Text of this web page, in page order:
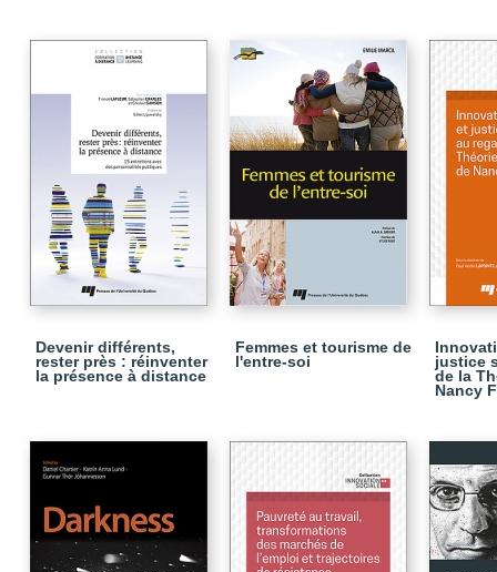
Devenir différents,
rester près : réinventer
la présence à distance
Femmes et tourisme de
l'entre-soi
justice
de la
Nancy